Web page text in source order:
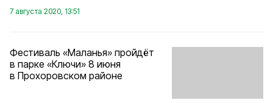
7 августа 2020, 13:51
Фестиваль «Маланья» пройдёт
в парке «Ключи» 8 июня
в Прохоровском районе